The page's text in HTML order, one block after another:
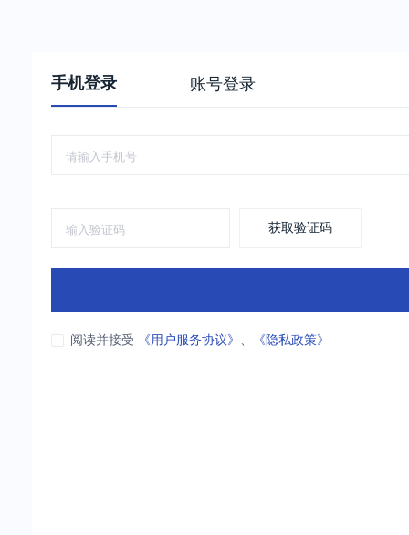
手机登录 账号登录
获取验证码
阅读并接受 《用户服务协议》 、 《隐私政策》